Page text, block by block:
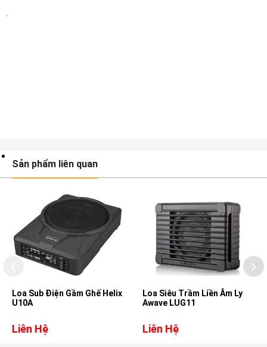
Sản phẩm liên quan
Loa Sub Điện Gầm Ghế Helix
U10A
Liên Hệ
Loa Siêu Trầm Liền Âm Ly
Awave LUG11
Liên Hệ